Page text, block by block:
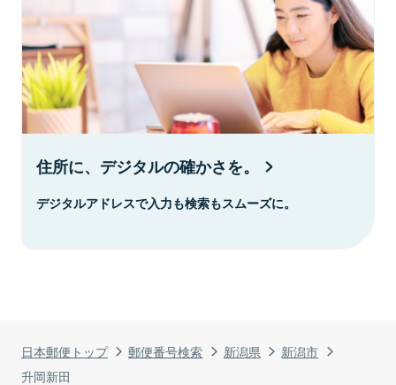
日本郵便トップ 郵便番号検索 新潟県
新潟市
升岡新田
住所に、デジタルの確かさを。
デジタルアドレスで入力も検索もスムーズに。